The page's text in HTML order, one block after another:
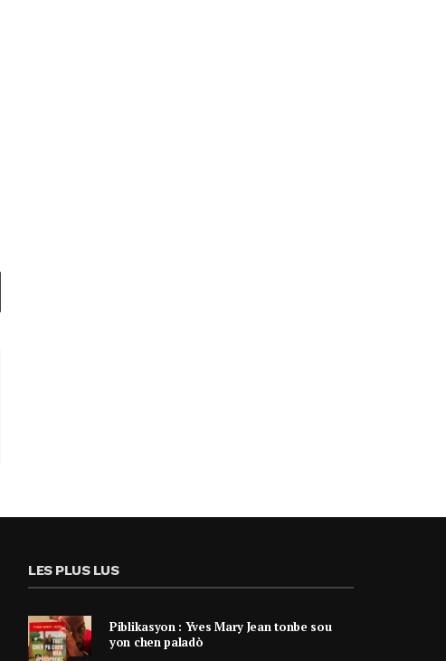
LES PLUS LUS
Piblikasyon : Yves Mary Jean tonbe sou
yon chen paladò